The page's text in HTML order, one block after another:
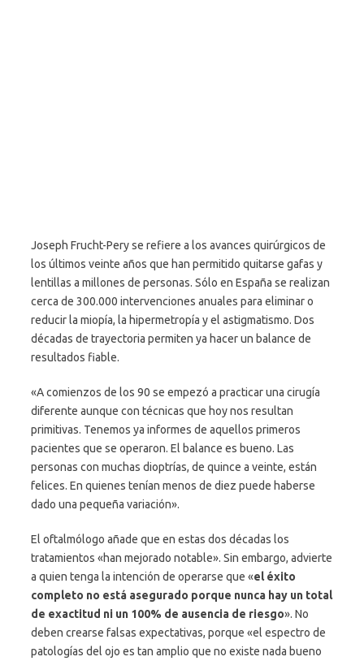
Joseph Frucht-Pery se refiere a los avances quirúrgicos de
los últimos veinte años que han permitido quitarse gafas y
lentillas a millones de personas. Sólo en España se realizan
cerca de 300.000 intervenciones anuales para eliminar o
reducir la miopía, la hipermetropía y el astigmatismo. Dos
décadas de trayectoria permiten ya hacer un balance de
resultados fiable.
«A comienzos de los 90 se empezó a practicar una cirugía
diferente aunque con técnicas que hoy nos resultan
primitivas. Tenemos ya informes de aquellos primeros
pacientes que se operaron. El balance es bueno. Las
personas con muchas dioptrías, de quince a veinte, están
felices. En quienes tenían menos de diez puede haberse
dado una pequeña variación».
El oftalmólogo añade que en estas dos décadas los
tratamientos «han mejorado notable». Sin embargo, advierte
a quien tenga la intención de operarse que «el éxito
completo no está asegurado porque nunca hay un total
de exactitud ni un 100% de ausencia de riesgo». No
deben crearse falsas expectativas, porque «el espectro de
patologías del ojo es tan amplio que no existe nada bueno